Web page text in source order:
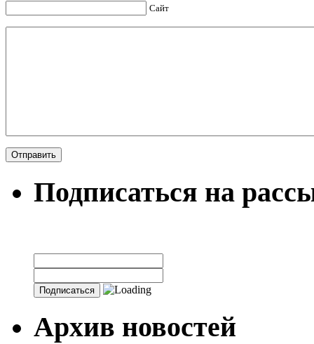
Сайт
Подписаться на
Архив новостей